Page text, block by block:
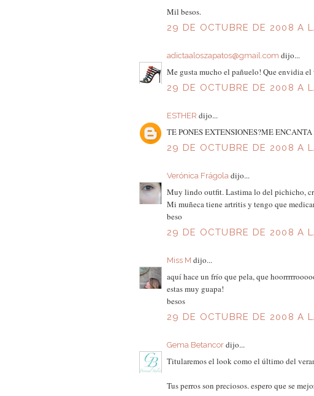
Mil besos.
29 DE OCTUBRE DE 2008 A
adictaaloszapatos@gmail.com dijo...
Me gusta mucho el pañuelo! Que envidia
29 DE OCTUBRE DE 2008 A
ESTHER dijo...
TE PONES EXTENSIONES?ME
29 DE OCTUBRE DE 2008 A
Verónica Frágoladijo...
Muy lindo outfit. Lastima lo del pichicho,
Mi muñeca tiene artritis y tengo que
beso
29 DE OCTUBRE DE 2008 A
Miss M dijo...
aquí hace un frío que pela, que
estas muy guapa!
besos
29 DE OCTUBRE DE 2008 A
Gema Betancor dijo...
Titularemos el look como el último del
Tus perros son preciosos. espero que se